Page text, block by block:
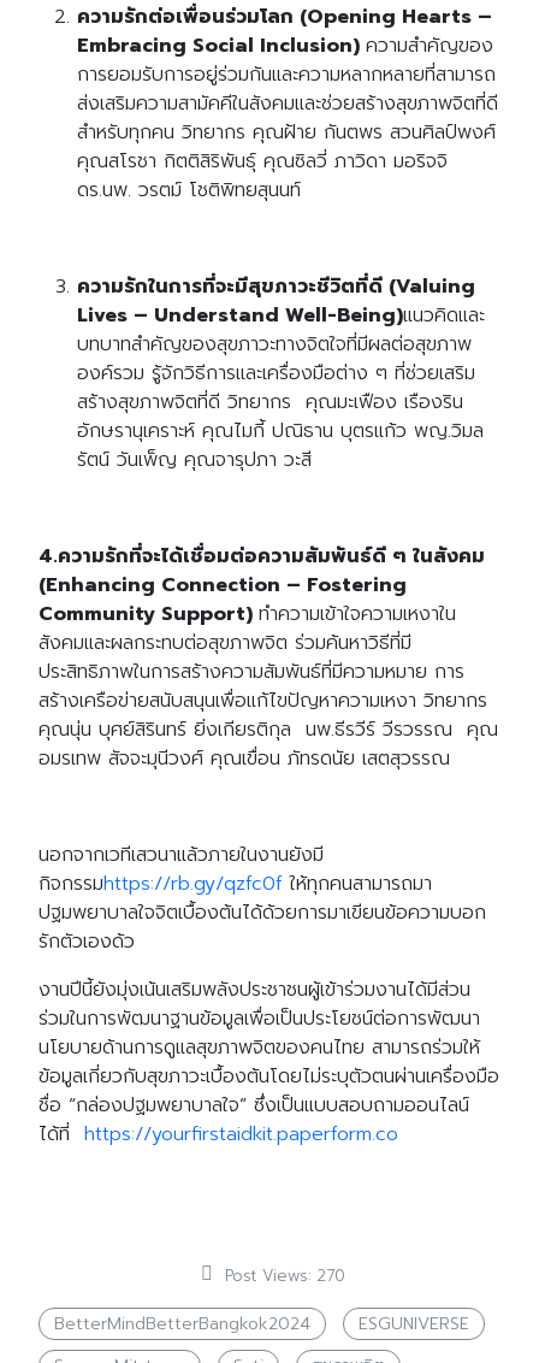
Search
for:
Search
ความรักต่อเพื่อนร่วมโลก (Opening Hearts –
Embracing Social Inclusion) ความสำคัญของ
การยอมรับการอยู่ร่วมกันและความหลากหลายที่สามารถ
ส่งเสริมความสามัคคีในสังคมและช่วยสร้างสุขภาพจิตที่ดี
สำหรับทุกคน วิทยากร คุณฝ้าย กันตพร สวนศิลป์พงศ์
คุณสโรชา กิตติสิริพันธุ์ คุณซิลวี่ ภาวิดา มอริจจิ
ดร.นพ. วรตม์ โชติพิทยสุนนท์
ความรักในการที่จะมีสุขภาวะชีวิตที่ดี (Valuing
Lives – Understand Well-Being)แนวคิดและ
บทบาทสำคัญของสุขภาวะทางจิตใจที่มีผลต่อสุขภาพ
องค์รวม รู้จักวิธีการและเครื่องมือต่าง ๆ ที่ช่วยเสริม
สร้างสุขภาพจิตที่ดี วิทยากร คุณมะเฟือง เรืองริน
อักษรานุเคราะห์ คุณไมกี้ ปณิธาน บุตรแก้ว พญ.วิมล
รัตน์ วันเพ็ญ คุณจารุปภา วะสี
4.ความรักที่จะได้เชื่อมต่อความสัมพันธ์ดี ๆ ในสังคม
(Enhancing Connection – Fostering
Community Support) ทำความเข้าใจความเหงาใน
สังคมและผลกระทบต่อสุขภาพจิต ร่วมค้นหาวิธีที่มี
ประสิทธิภาพในการสร้างความสัมพันธ์ที่มีความหมาย การ
สร้างเครือข่ายสนับสนุนเพื่อแก้ไขปัญหาความเหงา วิทยากร
คุณนุ่น บุศย์สิรินทร์ ยิ่งเกียรติกุล นพ.ธีรวีร์ วีรวรรณ คุณ
อมรเทพ สัจจะมุนีวงศ์ คุณเขื่อน ภัทรดนัย เสตสุวรรณ
นอกจากเวทีเสวนาแล้วภายในงานยังมี
กิจกรรมhttps://rb.gy/qzfc0f ให้ทุกคนสามารถมา
ปฐมพยาบาลใจจิตเบื้องต้นได้ด้วยการมาเขียนข้อความบอก
รักตัวเองด้ว
งานปีนี้ยังมุ่งเน้นเสริมพลังประชาชนผู้เข้าร่วมงานได้มีส่วน
ร่วมในการพัฒนาฐานข้อมูลเพื่อเป็นประโยชน์ต่อการพัฒนา
นโยบายด้านการดูแลสุขภาพจิตของคนไทย สามารถร่วมให้
ข้อมูลเกี่ยวกับสุขภาวะเบื้องต้นโดยไม่ระบุตัวตนผ่านเครื่องมือ
ชื่อ “กล่องปฐมพยาบาลใจ” ซึ่งเป็นแบบสอบถามออนไลน์
ได้ที่ https://yourfirstaidkit.paperform.co
Post Views: 270
BetterMindBetterBangkok2024
ESGUNIVERSE